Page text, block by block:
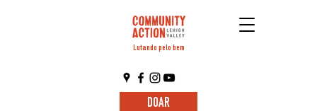
Lutando pelo bem
DOAR